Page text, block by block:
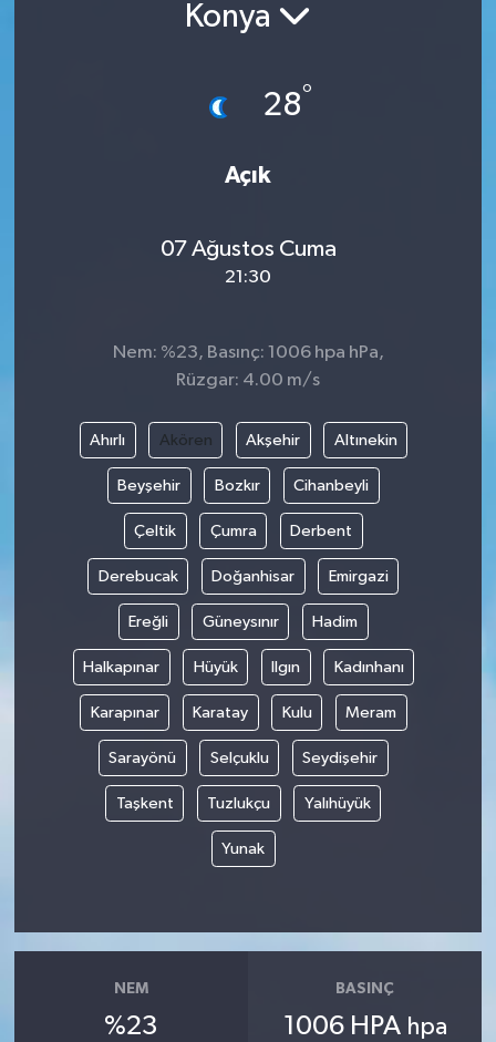
Konya
28°
Açık
07 Ağustos Cuma
21:30
Nem: %23, Basınç: 1006 hpa hPa,
Rüzgar: 4.00 m/s
Ahırlı Akören Akşehir Altınekin
Beyşehir Bozkır Cihanbeyli
Çeltik Çumra Derbent
Derebucak Doğanhisar Emirgazi
Ereğli Güneysınır Hadim
Halkapınar Hüyük Ilgın Kadınhanı
Karapınar Karatay Kulu Meram
Sarayönü Selçuklu Seydişehir
Taşkent Tuzlukçu Yalıhüyük
Yunak
NEM
%23
BASINÇ
1006 HPA hpa